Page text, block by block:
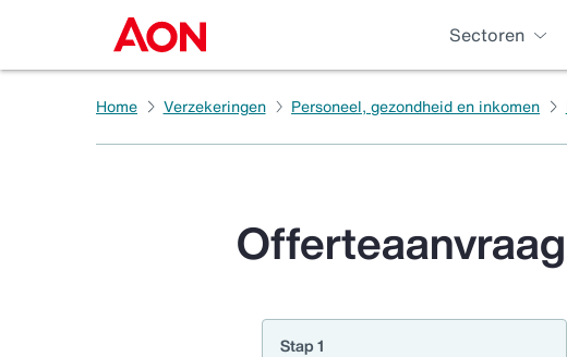
Sectoren
Home Verzekeringen Personeel, gezondheid en inkomen